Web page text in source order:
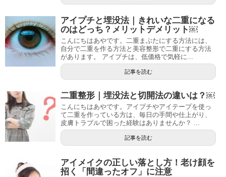
アイプチと埋没法｜きれいな二重になる
のはどっち？メリットデメリット￼
こんにちはあやです。二重まぶたにする方法には、
自分で二重を作る方法と美容整形で二重にする方法
があります。 アイプチは、低価格で気軽に...
記事を読む
二重整形｜埋没法と切開法の違いは？￼
こんにちはあやです。アイプチやアイテープを使っ
て二重を作っている方は、毎日の手間や仕上がり、
皮膚トラブルで困った経験はありませんか？ ...
記事を読む
アイメイクの正しい落とし方！老け顔を
招く「間違ったオフ」に注意